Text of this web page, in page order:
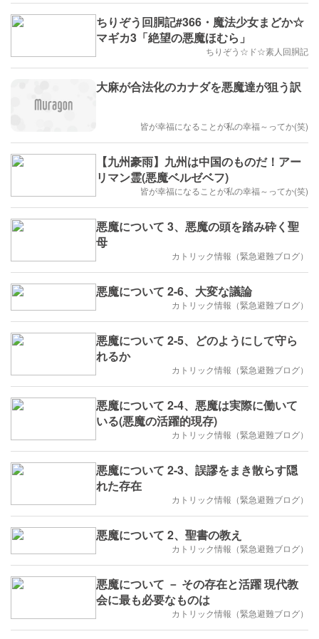
ちりぞう回胴記#366・魔法少女まどか☆
マギカ3「絶望の悪魔ほむら」
ちりぞう☆ド☆素人回胴記
大麻が合法化のカナダを悪魔達が狙う訳
皆が幸福になることが私の幸福～ってか(笑)
【九州豪雨】九州は中国のものだ！アー
リマン霊(悪魔ベルゼベフ)
皆が幸福になることが私の幸福～ってか(笑)
悪魔について 3、悪魔の頭を踏み砕く聖
母
カトリック情報（緊急避難ブログ）
悪魔について 2-6、大変な議論
カトリック情報（緊急避難ブログ）
悪魔について 2-5、どのようにして守ら
れるか
カトリック情報（緊急避難ブログ）
悪魔について 2-4、悪魔は実際に働いて
いる(悪魔の活躍的現存)
カトリック情報（緊急避難ブログ）
悪魔について 2-3、誤謬をまき散らす隠
れた存在
カトリック情報（緊急避難ブログ）
悪魔について 2、聖書の教え
カトリック情報（緊急避難ブログ）
悪魔について － その存在と活躍 現代教
会に最も必要なものは
カトリック情報（緊急避難ブログ）